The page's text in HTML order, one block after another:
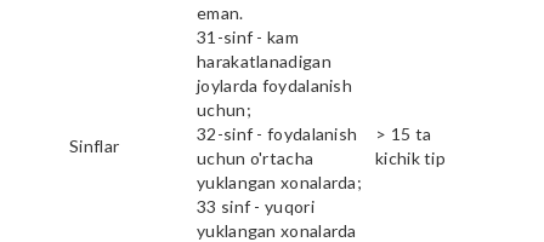
eman.
Sinflar
31-sinf - kam
harakatlanadigan
joylarda foydalanish
uchun;
32-sinf - foydalanish
uchun o'rtacha
yuklangan xonalarda;
33 sinf - yuqori
yuklangan xonalarda
> 15 ta
kichik tip